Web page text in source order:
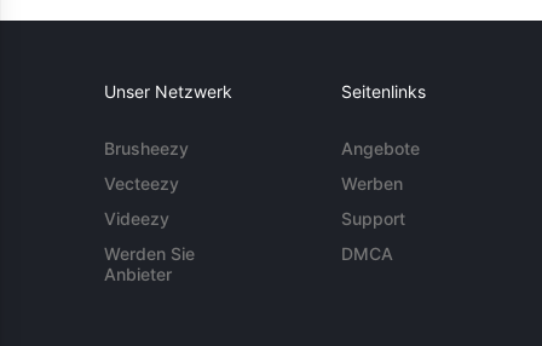
Unser Netzwerk
Brusheezy
Vecteezy
Videezy
Werden Sie
Anbieter
Seitenlinks
Angebote
Werben
Support
DMCA